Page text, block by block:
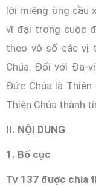
lời miệng ông cầu
vĩ đại trong cuộc
theo vô số các vị
Chúa. Đối với Đa-
Đức Chúa là Thiên
Thiên Chúa thành
II. NỘI DUNG
1. Bố cục
Tv 137 được chia